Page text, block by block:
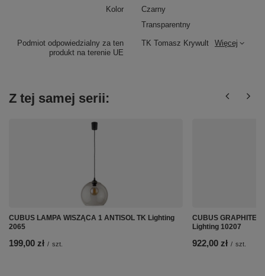
Podmiot odpowiedzialny za ten
produkt na terenie UE
TK Tomasz Krywult Więcej
Kolor
Czarny
Transparentny
Z tej samej serii:
CUBUS LAMPA WISZĄCA 1 ANTISOL TK Lighting
2065
199,00 zł / szt.
CUBUS GRAPHITE
Lighting 10207
922,00 zł / szt.